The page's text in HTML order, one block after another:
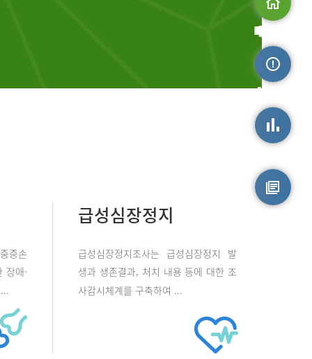
증손
장애·
급성심장정지
급성심장정지조사는 급성심장정지 발
생과 생존결과, 처치 내용 등에 대한 조
사감시체계를 구축하여 ...
메인으로
손상정보